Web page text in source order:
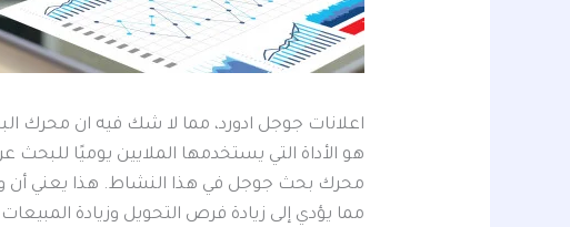
اعلانات جوجل ادورد، مما لا شك فيه ان
هو الأداة التي يستخدمها الملايين يوميًا
محرك بحث جوجل في هذا النشاط. هذا يعني أن
مما يؤدي إلى زيادة فرص التحويل وزيادة